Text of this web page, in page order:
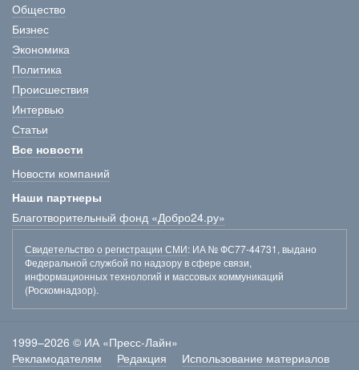
Общество
Бизнес
Экономика
Политика
Происшествия
Интервью
Статьи
Все новости
Новости компаний
Наши партнеры
Благотворительный фонд «Добро24.ру»
Свидетельство о регистрации СМИ: ИА № ФС77-44731, выдано
Федеральной службой по надзору в сфере связи,
информационных технологий и массовых коммуникаций
(Роскомнадзор).
1999–2026 © ИА «Пресс-Лайн»
Рекламодателям
Редакция
Использование материалов